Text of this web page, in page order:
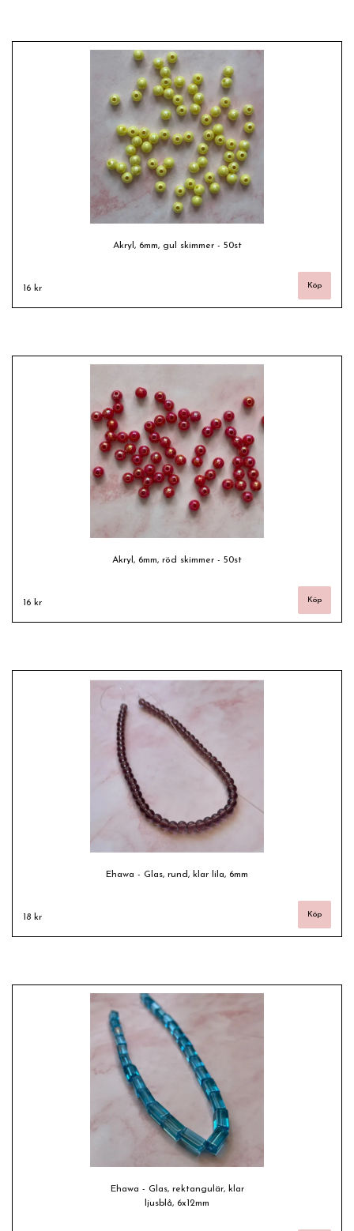
Akryl, 6mm, gul skimmer - 50st
16 kr
Akryl, 6mm, röd skimmer - 50st
16 kr
Ehawa - Glas, rund, klar lila, 6mm
18 kr
Ehawa - Glas, rektangulär, klar
ljusblå, 6x12mm